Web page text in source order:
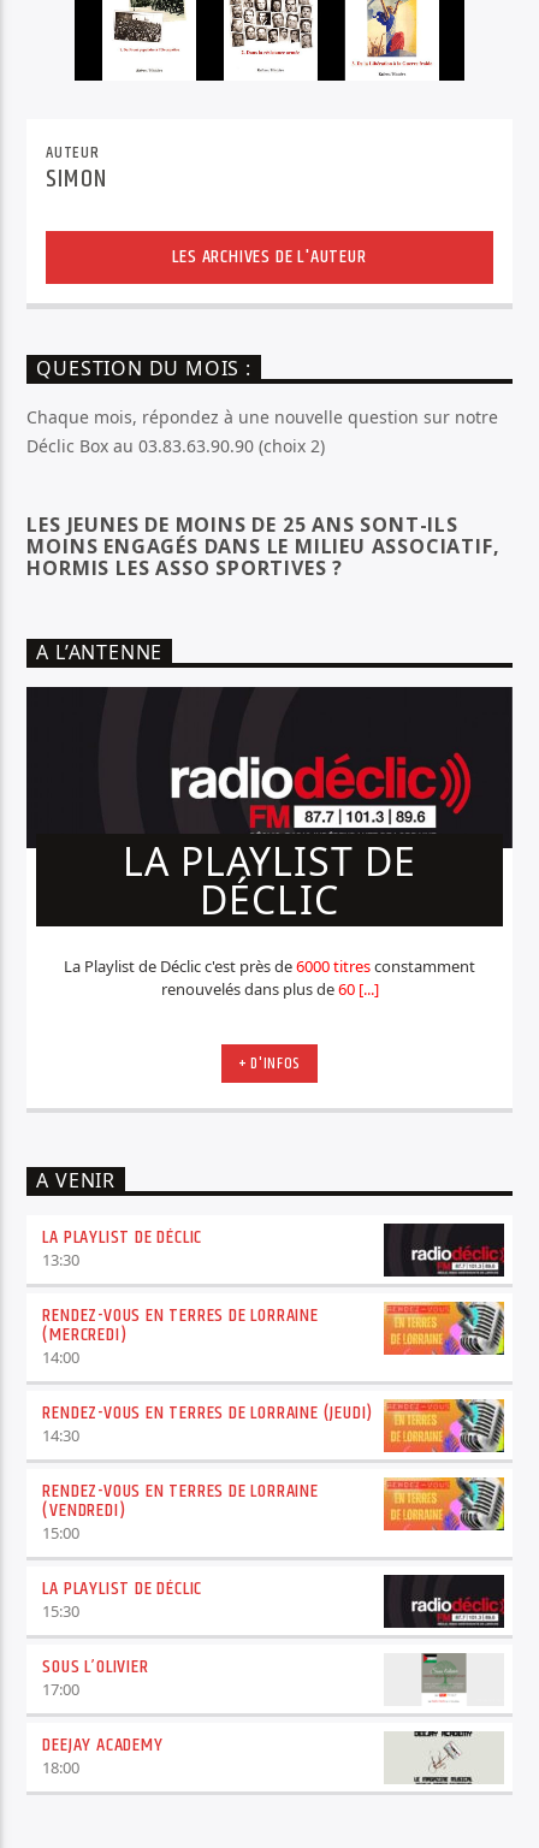
AUTEUR
SIMON
LES ARCHIVES DE L'AUTEUR
QUESTION DU MOIS :
Chaque mois, répondez à une nouvelle question sur notre
Déclic Box au 03.83.63.90.90 (choix 2)
LES JEUNES DE MOINS DE 25 ANS SONT-ILS
MOINS ENGAGÉS DANS LE MILIEU ASSOCIATIF,
HORMIS LES ASSO SPORTIVES ?
A L’ANTENNE
LA PLAYLIST DE
DÉCLIC
La Playlist de Déclic c'est près de6000 titresconstamment
renouvelés dans plus de60 [...]
+ D'INFOS
A VENIR
LA PLAYLIST DE DÉCLIC
13:30
RENDEZ-VOUS EN TERRES DE LORRAINE
(MERCREDI)
14:00
RENDEZ-VOUS EN TERRES DE LORRAINE (JEUDI)
14:30
RENDEZ-VOUS EN TERRES DE LORRAINE
(VENDREDI)
15:00
LA PLAYLIST DE DÉCLIC
15:30
SOUS L’OLIVIER
17:00
DEEJAY ACADEMY
18:00